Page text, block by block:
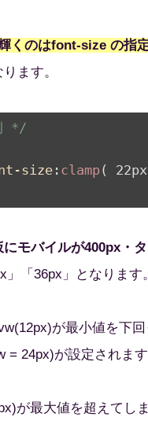
くのはfont-size の指
ます。
*/
size: clamp(
にモバイルが400px・
」「36px」となります。
が最小値を下
= 24px)が設定されます
が最大値を超えてし